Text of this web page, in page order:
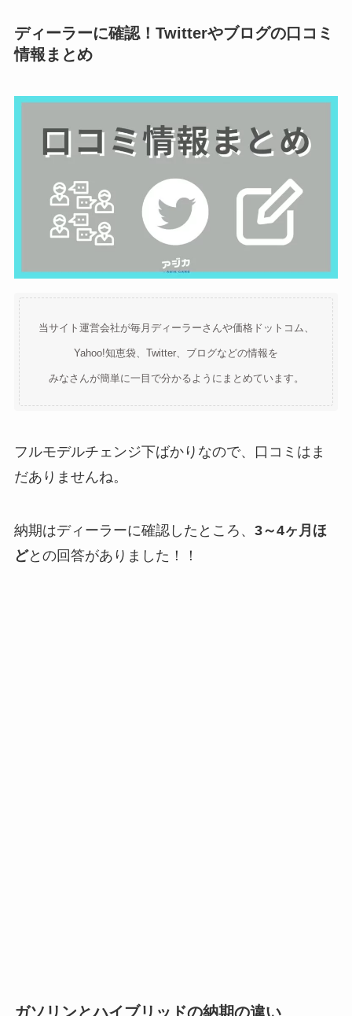
ディーラーに確認！Twitterやブログの口コミ
情報まとめ
当サイト運営会社が毎月ディーラーさんや価格ドットコム、
Yahoo!知恵袋、Twitter、ブログなどの情報を
みなさんが簡単に一目で分かるようにまとめています。
フルモデルチェンジ下ばかりなので、口コミはま
だありませんね。
納期はディーラーに確認したところ、 3～4ヶ月ほ
どとの回答がありました！！
ガソリンとハイブリッドの納期の違い